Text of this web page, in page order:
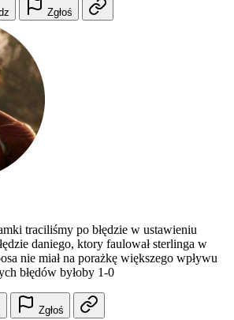
Zgłoś
traciliśmy po błędzie w ustawieniu
daniego, ktory faulował sterlinga w
nie miał na porażkę większego wpływu
błędów byłoby 1-0
Zgłoś